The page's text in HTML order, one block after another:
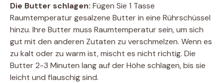
Die Butter schlagen: Fügen Sie 1 Tasse
Raumtemperatur gesalzene Butter in eine Rührschüssel
hinzu. Ihre Butter muss Raumtemperatur sein, um sich
gut mit den anderen Zutaten zu verschmelzen. Wenn es
zu kalt oder zu warm ist, mischt es nicht richtig. Die
Butter 2-3 Minuten lang auf der Höhe schlagen, bis sie
leicht und flauschig sind.